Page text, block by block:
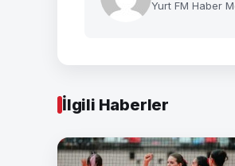
Yurt FM Haber
İlgili Haberler